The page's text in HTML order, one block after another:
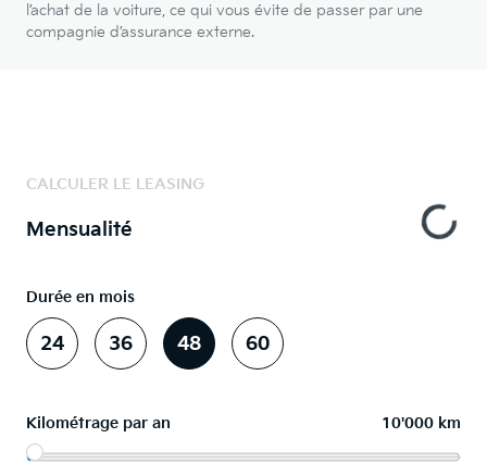
l’achat de la voiture, ce qui vous évite de passer par une
compagnie d’assurance externe.
CALCULER LE LEASING
Mensualité
Durée en mois
24 36 48 60
Kilométrage par an 10'000 km